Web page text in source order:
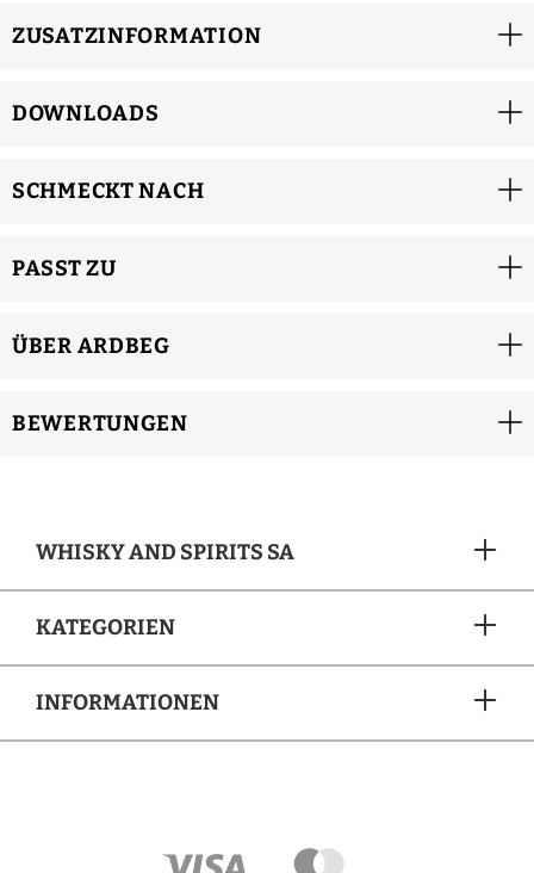
ZUSATZINFORMATION
DOWNLOADS
SCHMECKT NACH
PASST ZU
ÜBER ARDBEG
BEWERTUNGEN
WHISKY AND SPIRITS SA
KATEGORIEN
INFORMATIONEN